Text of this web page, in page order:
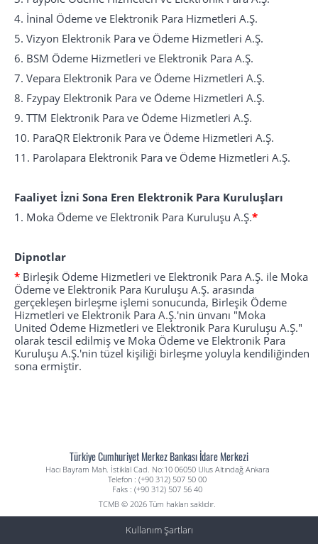
4. İninal Ödeme ve Elektronik Para Hizmetleri A.Ş.
5. Vizyon Elektronik Para ve Ödeme Hizmetleri A.Ş.
6. BSM Ödeme Hizmetleri ve Elektronik Para A.Ş.
7. Vepara Elektronik Para ve Ödeme Hizmetleri A.Ş.
8. Fzypay Elektronik Para ve Ödeme Hizmetleri A.Ş.
9. TTM Elektronik Para ve Ödeme Hizmetleri A.Ş.
10. ParaQR Elektronik Para ve Ödeme Hizmetleri A.Ş.
11. Parolapara Elektronik Para ve Ödeme Hizmetleri A.Ş.
Faaliyet İzni Sona Eren Elektronik Para Kuruluşları
1. Moka Ödeme ve Elektronik Para Kuruluşu A.Ş.*
Dipnotlar
* Birleşik Ödeme Hizmetleri ve Elektronik Para A.Ş. ile Moka
Ödeme ve Elektronik Para Kuruluşu A.Ş. arasında
gerçekleşen birleşme işlemi sonucunda, Birleşik Ödeme
Hizmetleri ve Elektronik Para A.Ş.'nin ünvanı "Moka
United Ödeme Hizmetleri ve Elektronik Para Kuruluşu A.Ş."
olarak tescil edilmiş ve Moka Ödeme ve Elektronik Para
Kuruluşu A.Ş.'nin tüzel kişiliği birleşme yoluyla kendiliğinden
sona ermiştir.
Türkiye Cumhuriyet Merkez Bankası İdare Merkezi
Hacı Bayram Mah. İstiklal Cad. No:10 06050 Ulus Altındağ Ankara
Telefon : (+90 312) 507 50 00
Faks : (+90 312) 507 56 40
TCMB © 2026 Tüm hakları saklıdır.
Kullanım Şartları